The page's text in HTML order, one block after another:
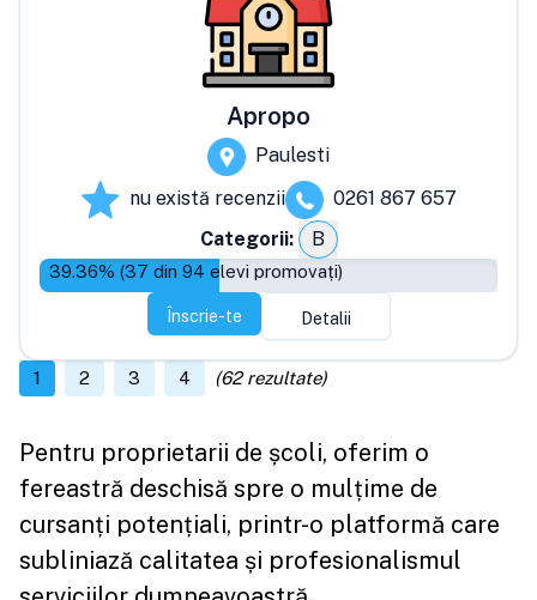
Apropo
Paulesti
nu există recenzii
0261 867 657
Categorii:
B
39.36% (37 din 94 elevi promovați)
Înscrie-te Detalii
1 2 3 4 (62rezultate)
Pentru proprietarii de școli, oferim o
fereastră deschisă spre o mulțime de
cursanți potențiali, printr-o platformă care
subliniază calitatea și profesionalismul